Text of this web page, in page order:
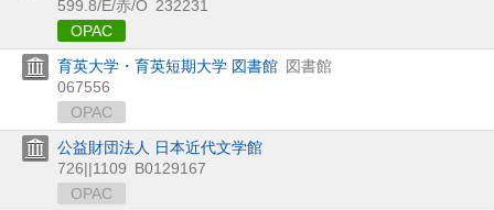
599.8/E/赤/O 232231
OPAC
育英大学・育英短期大学 図書館 図書館
067556
OPAC
公益財団法人 日本近代文学館
726||1109 B0129167
OPAC